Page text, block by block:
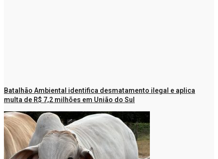
Batalhão Ambiental identifica desmatamento ilegal e aplica
multa de R$ 7,2 milhões em União do Sul